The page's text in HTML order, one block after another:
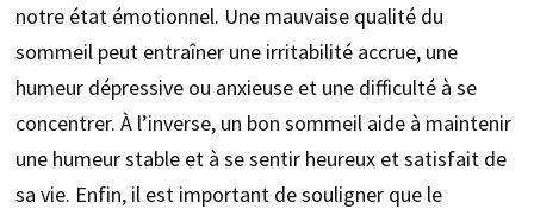
notre état émotionnel. Une mauvaise qualité du
sommeil peut entraîner une irritabilité accrue, une
humeur dépressive ou anxieuse et une difficulté à se
concentrer. À l’inverse, un bon sommeil aide à maintenir
une humeur stable et à se sentir heureux et satisfait de
sa vie. Enfin, il est important de souligner que le